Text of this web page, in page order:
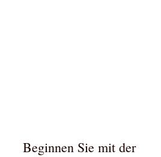
Beginnen Sie mit der